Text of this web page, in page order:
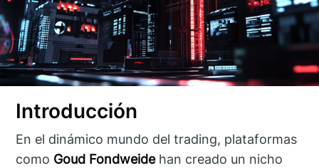
Introducción
En el dinámico mundo del trading, plataformas
como Goud Fondweidehan creado un nicho